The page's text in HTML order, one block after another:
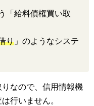
「給料債権買い取
り 」のようなシステ
なので、信用情報機
行いません。